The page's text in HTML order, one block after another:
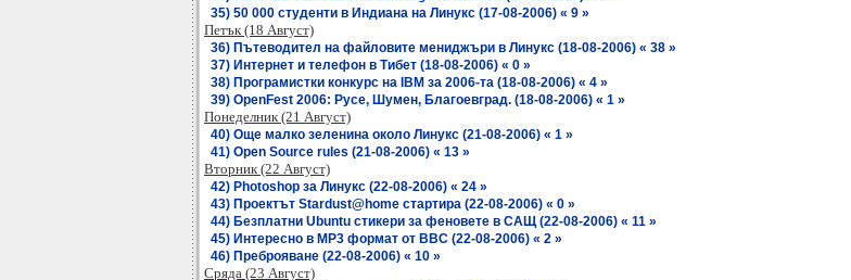
35) 50 000 студенти в Индиана на Линукс (17-08-2006) « 9 »
Петък (18 Август)
36) Пътеводител на файловите мениджъри в Линукс (18-08-2006) « 38 »
37) Интернет и телефон в Тибет (18-08-2006) « 0 »
38) Програмистки конкурс на IBM за 2006-та (18-08-2006) « 4 »
39) OpenFest 2006: Русе, Шумен, Благоевград. (18-08-2006) « 1 »
Понеделник (21 Август)
40) Още малко зеленина около Линукс (21-08-2006) « 1 »
41) Open Source rules (21-08-2006) « 13 »
Вторник (22 Август)
42) Photoshop за Линукс (22-08-2006) « 24 »
43) Проектът Stardust@home стартира (22-08-2006) « 0 »
44) Безплатни Ubuntu стикери за феновете в САЩ (22-08-2006) « 11 »
45) Интересно в МР3 формат от BBC (22-08-2006) « 2 »
46) Преброяване (22-08-2006) « 10 »
Сряда (23 Август)